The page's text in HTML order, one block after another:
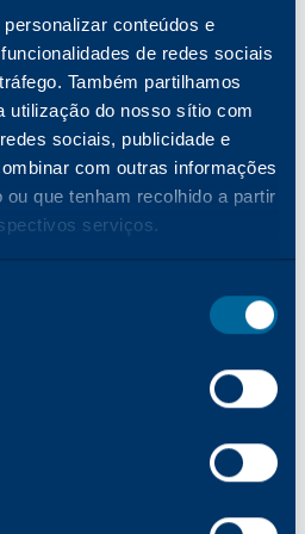
conteúdos e
de redes sociais
Também partilhamos
utilização do nosso sítio com
sociais, publicidade e
com outras informações
que tenham recolhido a partir
serviços.
Minnesota, EUA,
(Katun) é um dos
mundiais de
equivalentes a
de produtos
fotocopiadoras
(MFPs). Em
a Arivia, a sua
A Katun tem mais
no sector da
parceiros
a Katun pretende